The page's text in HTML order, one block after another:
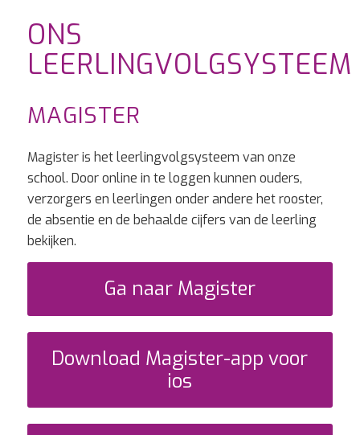
ONS
LEERLINGVOLGSYSTEEM
MAGISTER
Magister is het leerlingvolgsysteem van onze
school. Door online in te loggen kunnen ouders,
verzorgers en leerlingen onder andere het rooster,
de absentie en de behaalde cijfers van de leerling
bekijken.
Ga naar Magister
Download Magister-app voor
ios